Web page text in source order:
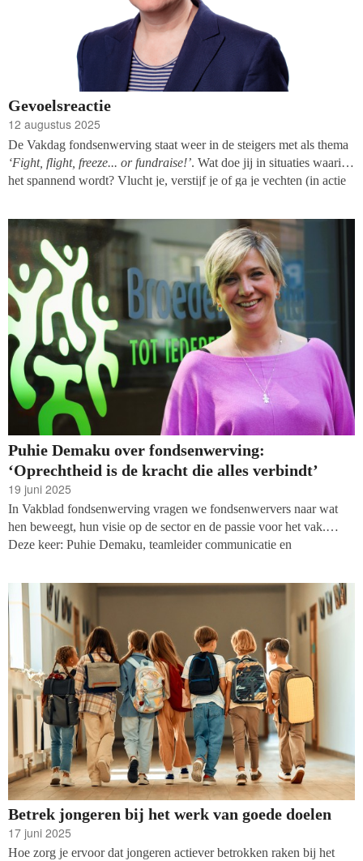
Gevoelsreactie
12 augustus 2025
De Vakdag fondsenwerving staat weer in de steigers met als thema
‘Fight, flight, freeze... or fundraise!’. Wat doe jij in situaties waarin
het spannend wordt? Vlucht je, verstijf je of ga je vechten (in actie
van drie in de Kostverlorenvaart in Amsterdam vallen. Ik zag het uit
mijn flat op de eerste verdieping gebeuren, rende naar beneden en
sprong de vaart in. Een impuls. Ik kon niet anders. In het water zag
ik pas dat ik niet alleen met het kind de hoge wal op kon…
Puhie Demaku over fondsenwerving:
‘Oprechtheid is de kracht die alles verbindt’
19 juni 2025
In Vakblad fondsenwerving vragen we fondsenwervers naar wat
hen beweegt, hun visie op de sector en de passie voor het vak.
Deze keer: Puhie Demaku, teamleider communicatie en
voor internationale solidariteit die door het versterken van lokale
gemeenschappen in dertien landen bijdraagt aan een gelijkere,
inclusievere en duurzamere wereld. In haar werk faciliteert ze vaak
de verbinding tussen diverse mensen.
Betrek jongeren bij het werk van goede doelen
17 juni 2025
Hoe zorg je ervoor dat jongeren actiever betrokken raken bij het